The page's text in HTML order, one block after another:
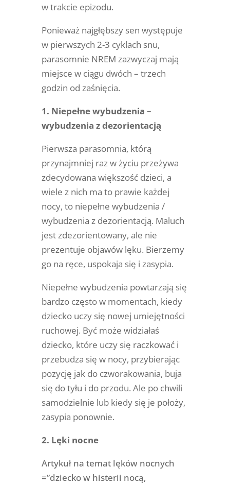
w trakcie epizodu.
Ponieważ najgłębszy sen występuje
w pierwszych 2-3 cyklach snu,
parasomnie NREM zazwyczaj mają
miejsce w ciągu dwóch – trzech
godzin od zaśnięcia.
1. Niepełne wybudzenia –
wybudzenia z dezorientacją
Pierwsza parasomnia, którą
przynajmniej raz w życiu przeżywa
zdecydowana większość dzieci, a
wiele z nich ma to prawie każdej
nocy, to niepełne wybudzenia /
wybudzenia z dezorientacją. Maluch
jest zdezorientowany, ale nie
prezentuje objawów lęku. Bierzemy
go na ręce, uspokaja się i zasypia.
Niepełne wybudzenia powtarzają się
bardzo często w momentach, kiedy
dziecko uczy się nowej umiejętności
ruchowej. Być może widziałaś
dziecko, które uczy się raczkować i
przebudza się w nocy, przybierając
pozycję jak do czworakowania, buja
się do tyłu i do przodu. Ale po chwili
samodzielnie lub kiedy się je położy,
zasypia ponownie.
2. Lęki nocne
Artykuł na temat lęków nocnych
=”dziecko w histerii nocą,